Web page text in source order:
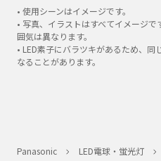
• 使用シーンはイメージです。
• 写真、イラストはすべてイメージ
囲気は異なります。
• LED素子にバラツキがあるため、
なることがあります。
Panasonic LED電球・蛍光灯